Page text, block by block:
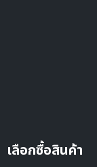
เลือกซื้อสินค้า